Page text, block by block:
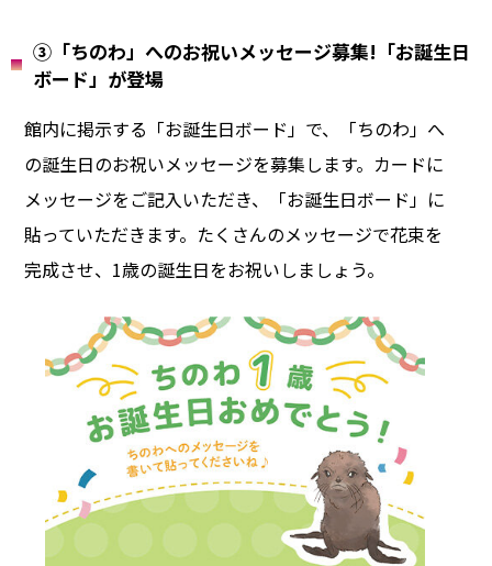
③「ちのわ」へのお祝いメッセージ募集!「お誕生日
ボード」が登場
館内に掲示する「お誕生日ボード」で、「ちのわ」へ
の誕生日のお祝いメッセージを募集します。カードに
メッセージをご記入いただき、「お誕生日ボード」に
貼っていただきます。たくさんのメッセージで花束を
完成させ、1歳の誕生日をお祝いしましょう。